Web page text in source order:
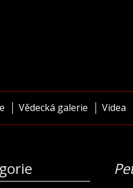
Vědecká galerie Videa